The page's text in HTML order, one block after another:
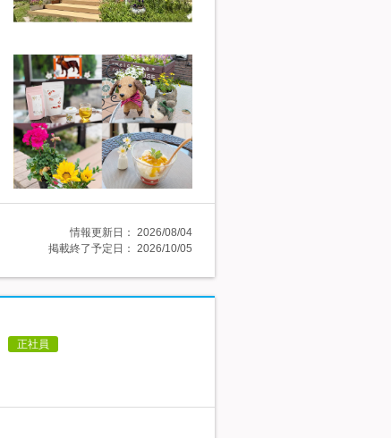
情報更新日： 2026/08/04
掲載終了予定日： 2026/10/05
正社員